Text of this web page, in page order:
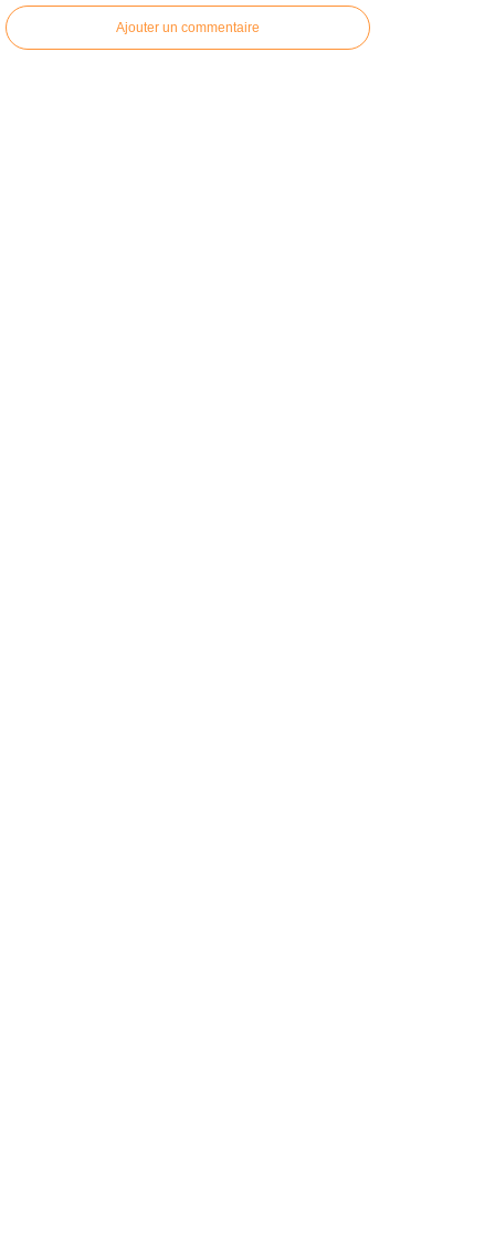
Ajouter un commentaire